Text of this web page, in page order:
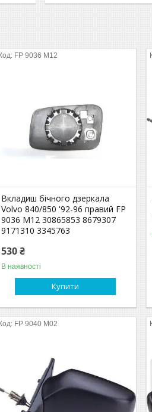
FP 9036 M12
Вкладиш бічного дзеркала
Volvo 840/850 '92-96 правий FP
9036 M12 30865853 8679307
9171310 3345763
530 ₴
В наявності
Купити
FP 9040 M02